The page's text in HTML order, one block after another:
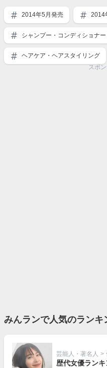
2014年5月発売 2014
シャンプー・コンディショナ
ヘアケア・ヘアスタイリング
スポ
みんランで人気のランキ
芸能人・著名人 >
歴代女優ランキ